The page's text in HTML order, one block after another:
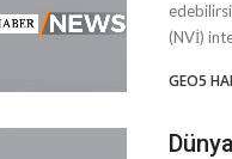
(NVİ)
GEO5